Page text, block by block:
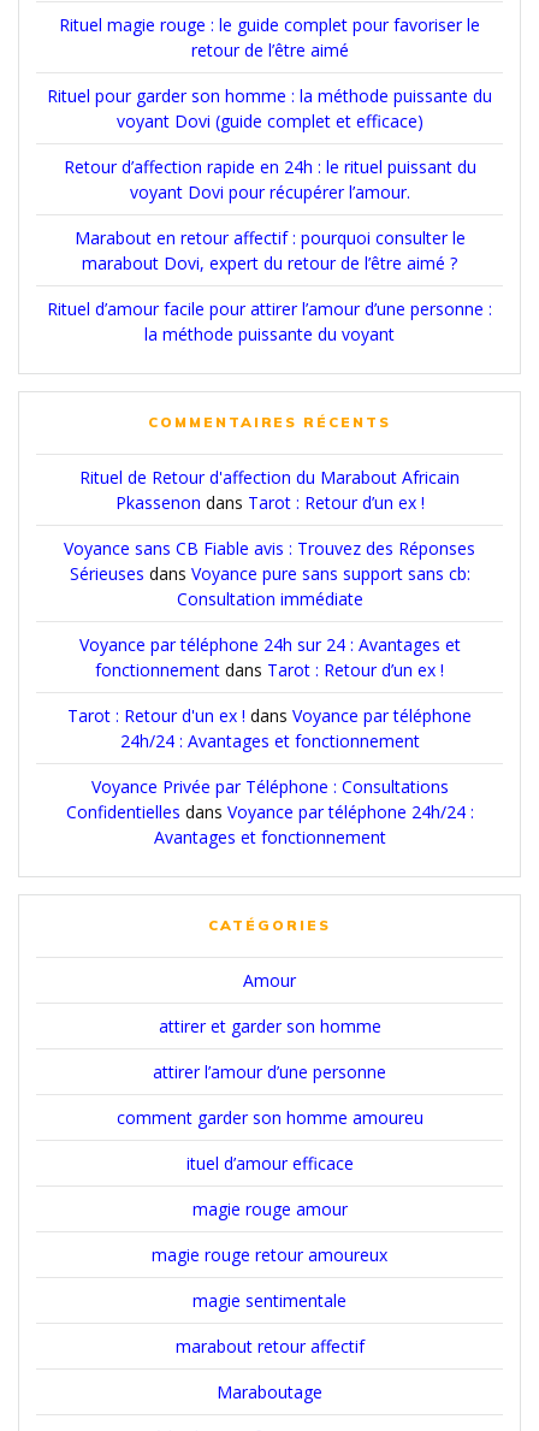
Rituel magie rouge : le guide complet pour favoriser le
retour de l’être aimé
Rituel pour garder son homme : la méthode puissante du
voyant Dovi (guide complet et efficace)
Retour d’affection rapide en 24h : le rituel puissant du
voyant Dovi pour récupérer l’amour.
Marabout en retour affectif : pourquoi consulter le
marabout Dovi, expert du retour de l’être aimé ?
Rituel d’amour facile pour attirer l’amour d’une personne :
la méthode puissante du voyant
COMMENTAIRES RÉCENTS
Rituel de Retour d'affection du Marabout Africain
Pkassenon dans Tarot : Retour d’un ex !
Voyance sans CB Fiable avis : Trouvez des Réponses
Sérieuses dans Voyance pure sans support sans cb:
Consultation immédiate
Voyance par téléphone 24h sur 24 : Avantages et
fonctionnement dans Tarot : Retour d’un ex !
Tarot : Retour d'un ex ! dans Voyance par téléphone
24h/24 : Avantages et fonctionnement
Voyance Privée par Téléphone : Consultations
Confidentielles dans Voyance par téléphone 24h/24 :
Avantages et fonctionnement
CATÉGORIES
Amour
attirer et garder son homme
attirer l’amour d’une personne
comment garder son homme amoureu
ituel d’amour efficace
magie rouge amour
magie rouge retour amoureux
magie sentimentale
marabout retour affectif
Maraboutage